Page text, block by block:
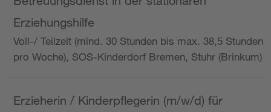
Erziehungshilfe
Voll-/ Teilzeit (mind. 30 Stunden bis max. 38,5 Stunden
pro Woche), SOS-Kinderdorf Bremen, Stuhr (Brinkum)
Erzieherin / Kinderpflegerin (m/w/d) für